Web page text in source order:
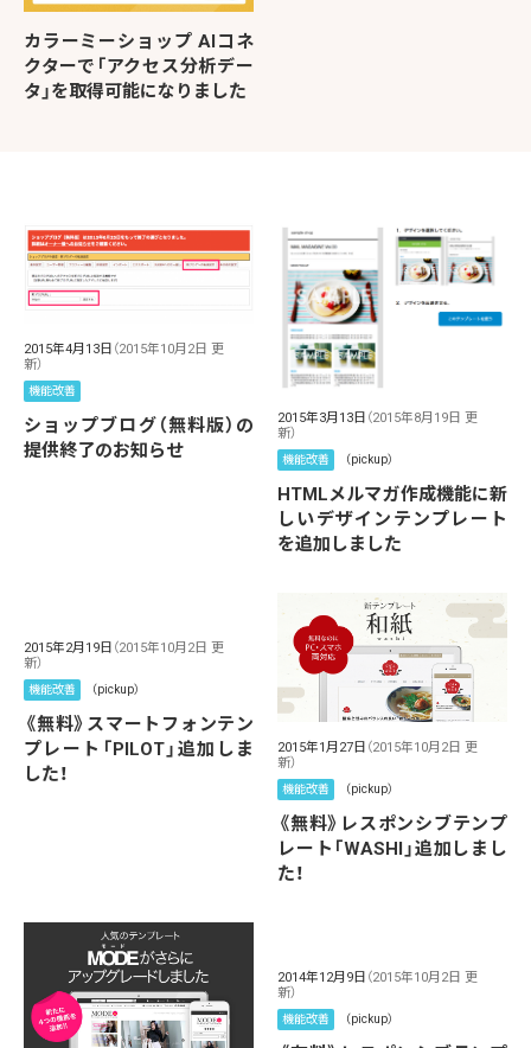
カラーミーショップ AIコネ
クターで「アクセス分析デー
タ」を取得可能になりました
2015年4月13日 （2015年10月2日 更
新）
機能改善
ショップブログ（無料版）の
提供終了のお知らせ
2015年3月13日 （2015年8月19日 更
新）
機能改善 （pickup）
HTMLメルマガ作成機能に新
しいデザインテンプレート
を追加しました
2015年2月19日 （2015年10月2日 更
新）
機能改善 （pickup）
《無料》スマートフォンテン
プレート「PILOT」追加しま
した！
2015年1月27日 （2015年10月2日 更
新）
機能改善 （pickup）
《無料》レスポンシブテンプ
レート「WASHI」追加しまし
た！
2014年12月9日 （2015年10月2日 更
新）
機能改善 （pickup）